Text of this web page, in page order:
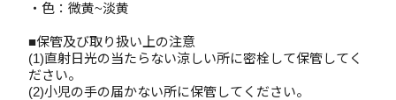
・色：微黄~淡黄
■保管及び取り扱い上の注意
(1)直射日光の当たらない涼しい所に密栓して保管してく
ださい。
(2)小児の手の届かない所に保管してください。